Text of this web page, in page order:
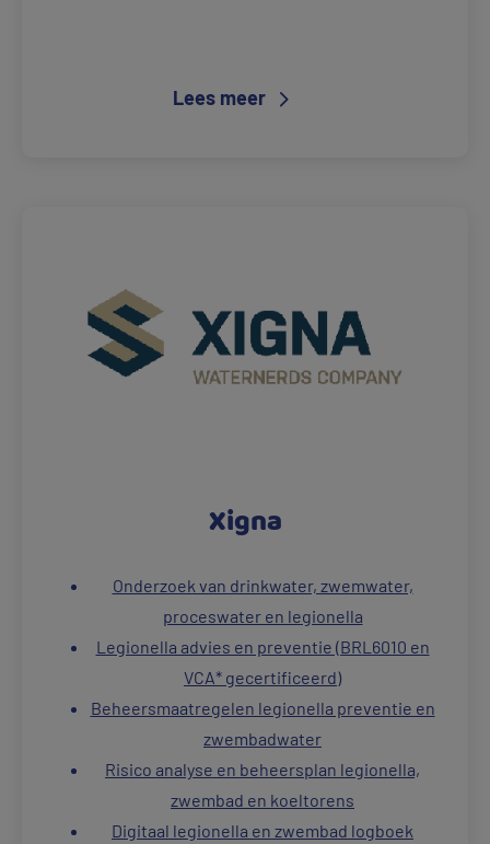
Lees meer
Xigna
Onderzoek van drinkwater, zwemwater,
proceswater en legionella
Legionella advies en preventie (BRL6010 en
VCA* gecertificeerd)
Beheersmaatregelen legionella preventie en
zwembadwater
Risico analyse en beheersplan legionella,
zwembad en koeltorens
Digitaal legionella en zwembad logboek